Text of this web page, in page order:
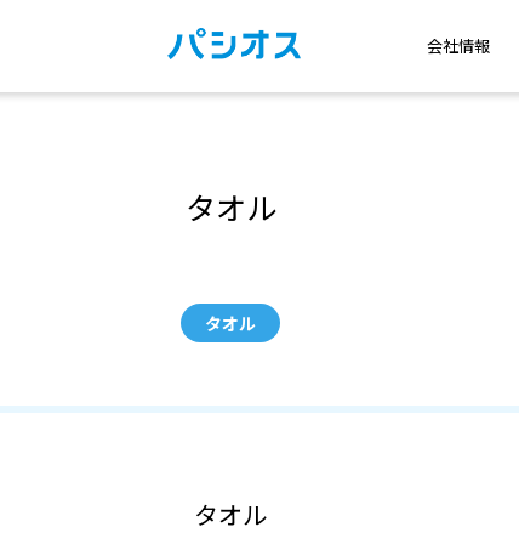
会社情報
タオル
タオル
タオル